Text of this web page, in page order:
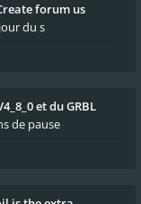
forum us
du s
et du GRBL
de pause